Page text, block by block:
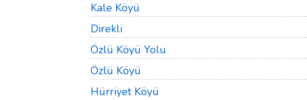
Kale Köyü
Direkli
Özlü Köyü Yolu
Özlü Köyü
Hürriyet Köyü